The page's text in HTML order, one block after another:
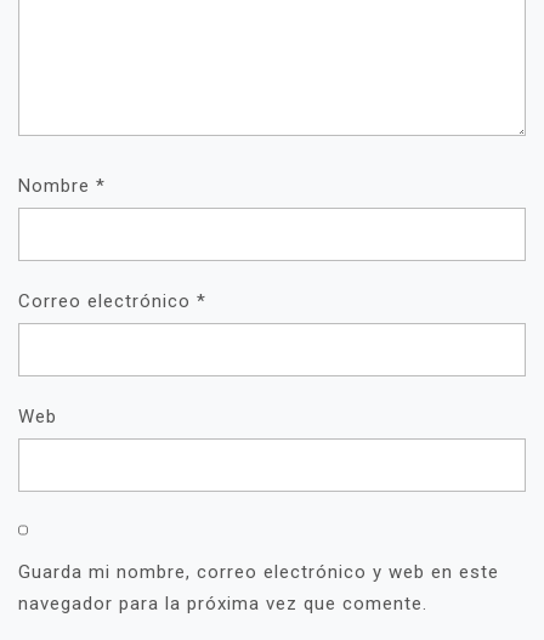
Nombre *
Correo electrónico *
Web
Guarda mi nombre, correo electrónico y web en este
navegador para la próxima vez que comente.